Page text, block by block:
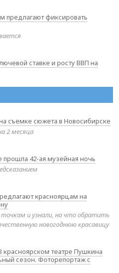
предлагают фиксировать
ставке и росту ВВП на
съемке сюжета в Новосибирске
2 месяца
прошла 42-ая музейная ночь
красноярцам на
точкам и узнали, на что обратить
новогоднюю красавицу
красноярском театре Пушкина
сезон. Фоторепортаж с